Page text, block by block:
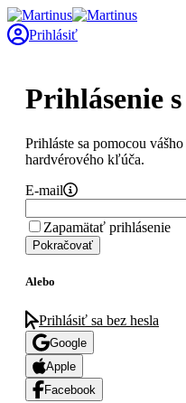
Prihlásiť
Prihlásenie
Prihláste sa pomocou
hardvérového kľúča.
E-mail
Zapamätať prihlásenie
Pokračovať
Alebo
Prihlásiť sa bez hesla
Google
Apple
Facebook